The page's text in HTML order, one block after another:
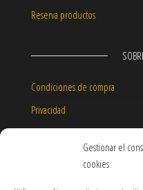
Gestionar el
cookies
Reserva productos
Condiciones de compra
Privacidad
Aviso legal
Política de cookies